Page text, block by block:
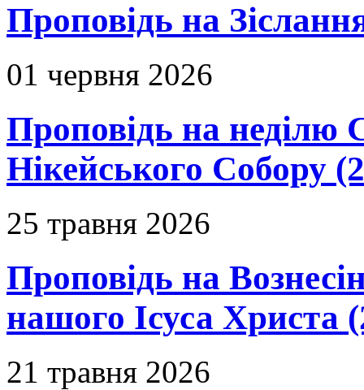
Проповідь на
01 червня 2026
Проповідь на неділю
Нікейського Собору
25 травня 2026
Проповідь на
нашого Ісуса Христа
21 травня 2026